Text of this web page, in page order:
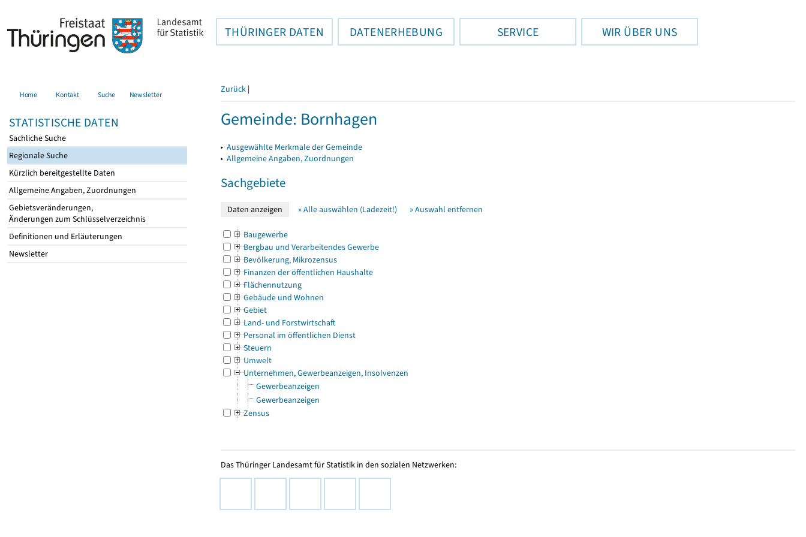
THÜRINGER DATEN DATENERHEBUNG SERVICE WIR ÜBER UNS
Home Kontakt Suche Newsletter
STATISTISCHE DATEN
Sachliche Suche
Regionale Suche
Kürzlich bereitgestellte Daten
Allgemeine Angaben, Zuordnungen
Gebietsveränderungen,
Änderungen zum Schlüsselverzeichnis
Definitionen und Erläuterungen
Newsletter
Zurück |
Gemeinde: Bornhagen
▸ Ausgewählte Merkmale der Gemeinde
▸ Allgemeine Angaben, Zuordnungen
Sachgebiete
» Alle auswählen (Ladezeit!) » Auswahl entfernen
Baugewerbe
Bergbau und Verarbeitendes Gewerbe
Bevölkerung, Mikrozensus
Finanzen der öffentlichen Haushalte
Flächennutzung
Gebäude und Wohnen
Gebiet
Land- und Forstwirtschaft
Personal im öffentlichen Dienst
Steuern
Umwelt
Unternehmen, Gewerbeanzeigen, Insolvenzen
Gewerbeanzeigen
Gewerbeanzeigen
Zensus
Das Thüringer Landesamt für Statistik in den sozialen Netzwerken: